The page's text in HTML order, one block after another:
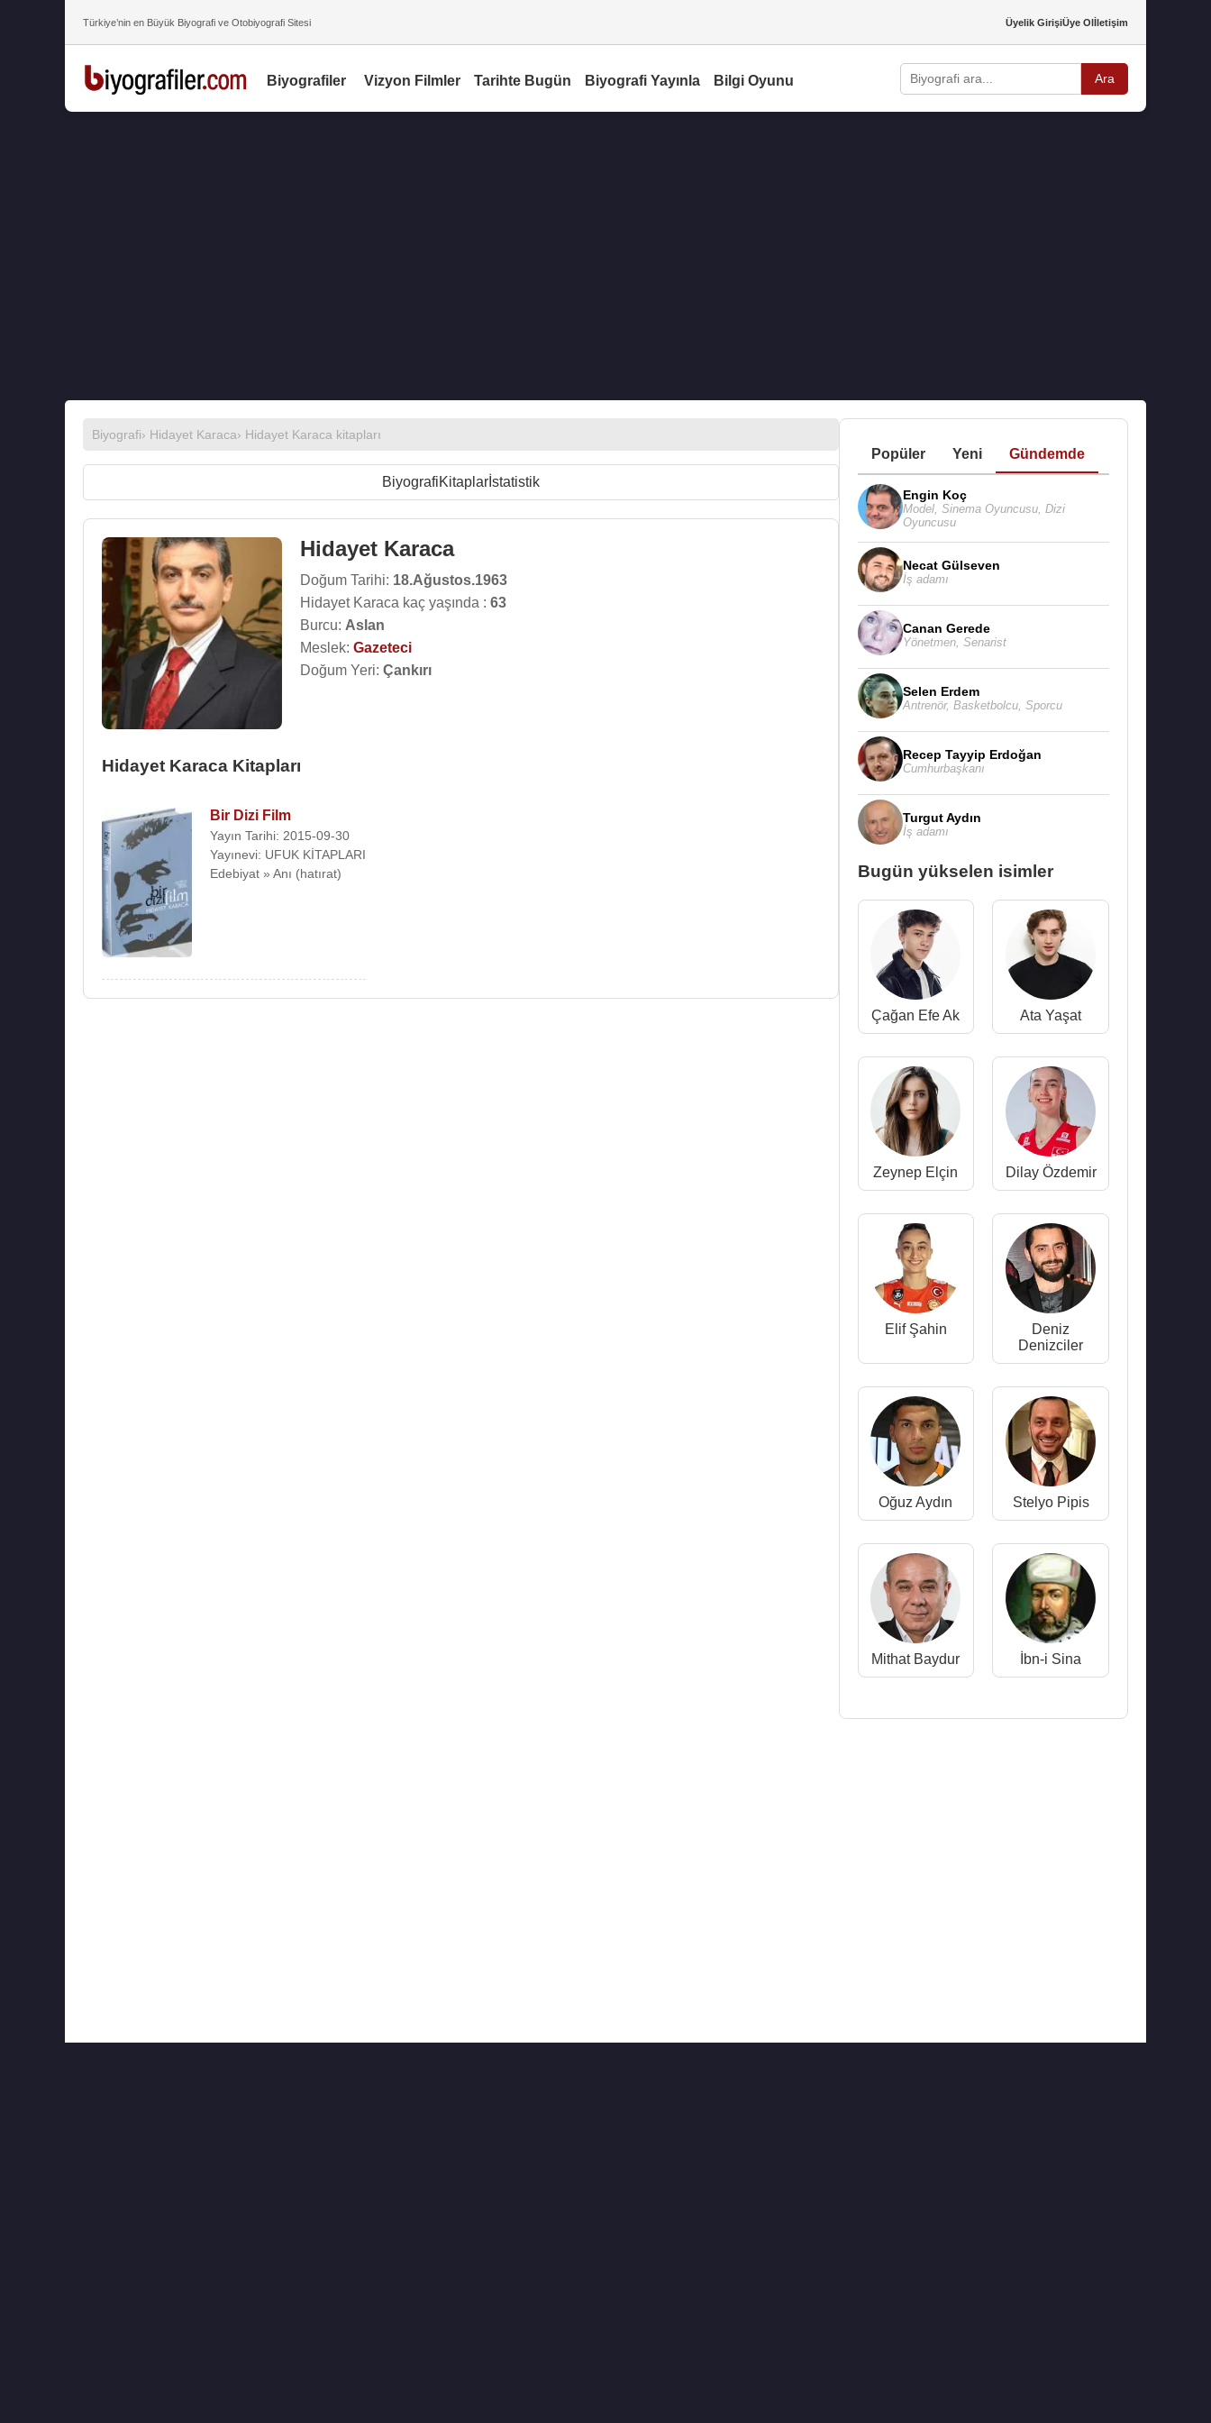
Türkiye’nin en Büyük Biyografi ve Otobiyografi Sitesi Üyelik GirişiÜye Olİletişim
Biyografiler Vizyon Filmler Tarihte Bugün Biyografi Yayınla Bilgi Oyunu Ara
Biyografi› Hidayet Karaca› Hidayet Karaca kitapları
BiyografiKitaplarİstatistik
Hidayet Karaca
Doğum Tarihi: 18.Ağustos.1963
Hidayet Karaca kaç yaşında : 63
Burcu: Aslan
Meslek: Gazeteci
Doğum Yeri: Çankırı
Hidayet Karaca Kitapları
Bir Dizi Film
Yayın Tarihi: 2015-09-30
Yayınevi: UFUK KİTAPLARI
Edebiyat » Anı (hatırat)
Popüler Yeni Gündemde
Engin Koç
Model, Sinema Oyuncusu, Dizi
Oyuncusu
Necat Gülseven
İş adamı
Canan Gerede
Yönetmen, Senarist
Selen Erdem
Antrenör, Basketbolcu, Sporcu
Recep Tayyip Erdoğan
Cumhurbaşkanı
Turgut Aydın
İş adamı
Bugün yükselen isimler
Çağan Efe Ak Ata Yaşat
Zeynep Elçin Dilay Özdemir
Elif Şahin
Deniz
Denizciler
Oğuz Aydın Stelyo Pipis
Mithat Baydur İbn-i Sina